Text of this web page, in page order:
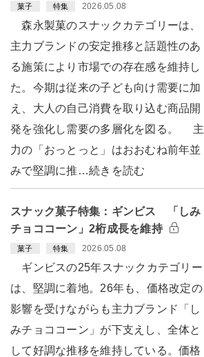
菓子 特集 2026.05.08
森永製菓のスナックカテゴリーは、
主力ブランドの安定推移と話題性のあ
る施策により市場での存在感を維持し
た。今期は従来の子ども向け需要に加
え、大人の自己消費を取り込む商品開
発を強化し需要の多層化を図る。 主
力の「おっとっと」はおおむね前年並
みで堅調に推…続きを読む
スナック菓子特集：ギンビス 「しみ
チョココーン」2桁成長を維持
菓子 特集 2026.05.08
ギンビスの25年スナックカテゴリー
は、堅調に着地。26年も、価格改定の
影響を受けながらも主力ブランド「し
みチョココーン」が下支えし、全体と
して好調な推移を維持している。価格